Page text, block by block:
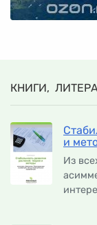
КНИГИ,
и
Из